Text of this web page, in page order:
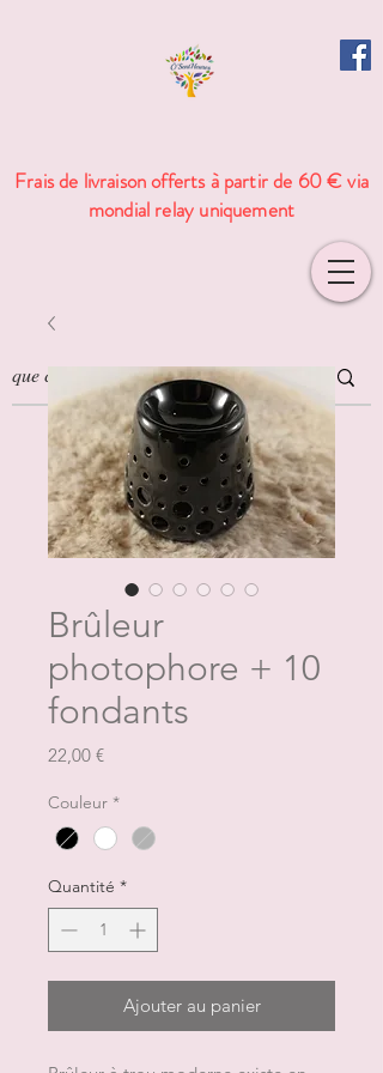
Frais de livraison offerts à partir de 60 € via
mondial relay uniquement
Brûleur
photophore + 10
fondants
22,00 €Prix
Couleur *
Quantité *
Ajouter au panier